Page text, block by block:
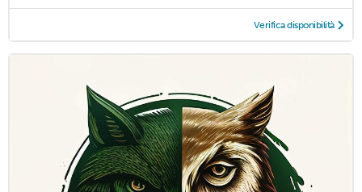
Verifica disponibilità